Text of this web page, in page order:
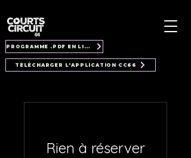
PROGRAMME .PDF EN LIGNE
TÉLÉCHARGER L'APPLICATION CC66
Rien à réserver